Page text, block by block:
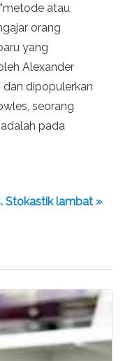
atau
orang
yang
Alexander
dan dipopulerkan
seorang
pada
Stokastik lambat »